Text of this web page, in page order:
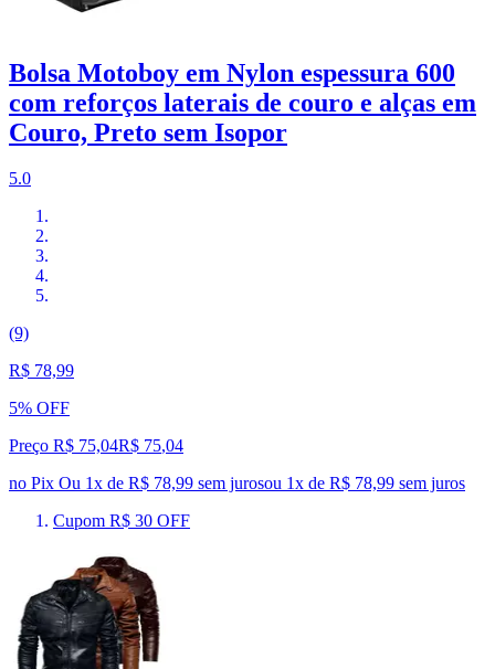
Bolsa Motoboy em Nylon espessura 600
com reforços laterais de couro e alças em
Couro, Preto sem Isopor
5.0
(9)
R$ 78,99
5% OFF
Preço R$ 75,04R$ 75,04
no Pix Ou 1x de R$ 78,99 sem jurosou 1x de R$ 78,99 sem juros
Cupom R$ 30 OFF